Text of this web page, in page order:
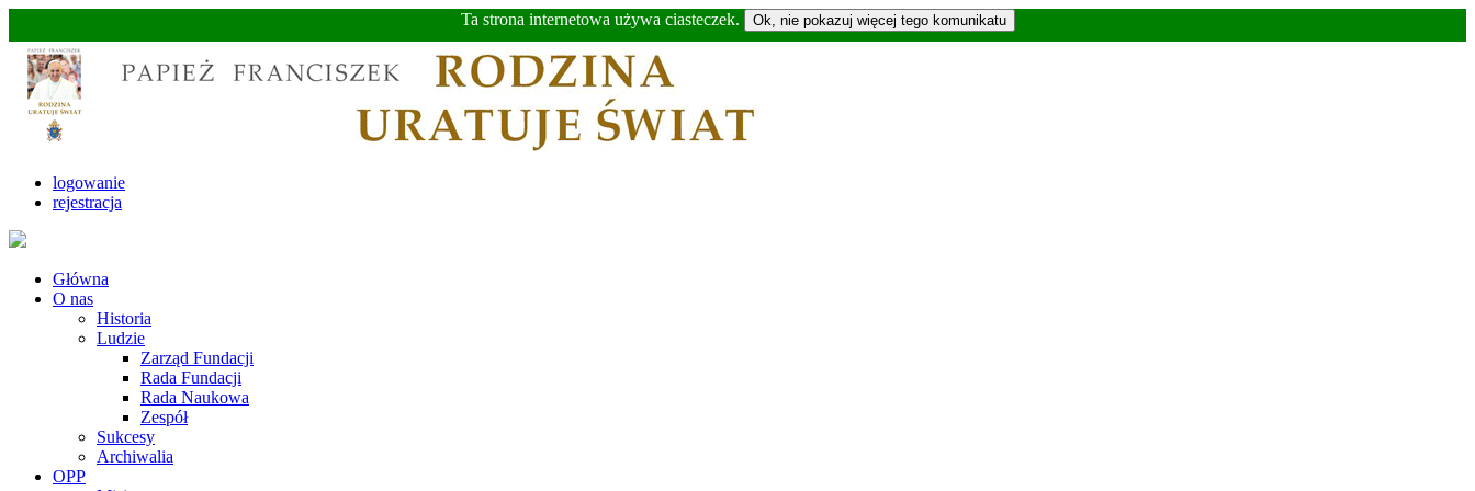
Ta strona internetowa używa ciasteczek.
logowanie
rejestracja
Główna
O nas
Historia
Ludzie
Zarząd Fundacji
Rada Fundacji
Rada Naukowa
Zespół
Sukcesy
Archiwalia
OPP